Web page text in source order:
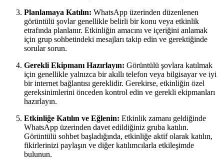
Planlamaya Katılın: WhatsApp üzerinden düzenlenen
görüntülü şovlar genellikle belirli bir konu veya etkinlik
etrafında planlanır. Etkinliğin amacını ve içeriğini anlamak
için grup sohbetindeki mesajları takip edin ve gerektiğinde
sorular sorun.
Gerekli Ekipmanı Hazırlayın: Görüntülü şovlara katılmak
için genellikle yalnızca bir akıllı telefon veya bilgisayar ve iyi
bir internet bağlantısı gereklidir. Gerekirse, etkinliğin özel
gereksinimlerini önceden kontrol edin ve gerekli ekipmanları
hazırlayın.
Etkinliğe Katılın ve Eğlenin: Etkinlik zamanı geldiğinde
WhatsApp üzerinden davet edildiğiniz gruba katılın.
Görüntülü sohbet başladığında, etkinliğe aktif olarak katılın,
fikirlerinizi paylaşın ve diğer katılımcılarla etkileşimde
bulunun.